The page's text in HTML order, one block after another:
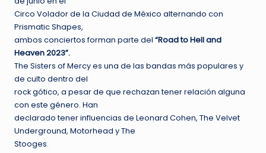
Circo Volador de la Ciudad de México alternando con
Prismatic Shapes,
ambos conciertos forman parte del “Road to Hell and
Heaven 2023”.
The Sisters of Mercy es una de las bandas más populares y
de culto dentro del
rock gótico, a pesar de que rechazan tener relación alguna
con este género. Han
declarado tener influencias de Leonard Cohen, The Velvet
Underground, Motorhead y The
Stooges.